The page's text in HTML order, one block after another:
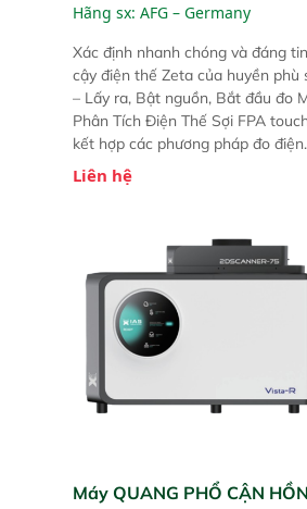
Hãng sx: AFG – Germany
Xác định nhanh chóng và đáng tin
cậy điện thế Zeta của huyền phù
– Lấy ra, Bật nguồn, Bắt đầu đo
Phân Tích Điện Thế Sợi FPA
kết hợp các phương pháp đo điện
thế Zeta đã được chứng minh với
đơn giản tuyệt vời trong thao tác
trước đó. Nhưng so với các phiên
bản trước, FPA touch! nhỏ hơn và
nhẹ hơn đáng kể, đồng thời được
nâng cấp với các tính năng mới.
Liên hệ
Máy QUANG PHỔ CẬN